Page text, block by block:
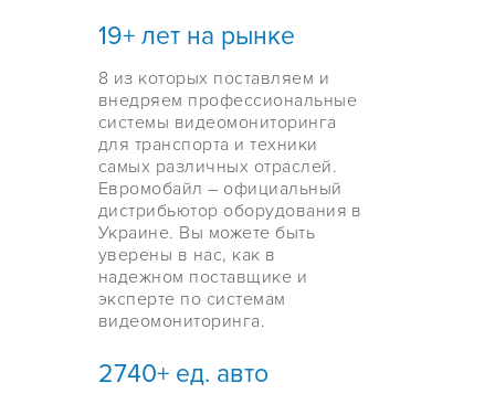
19+ лет на рынке
8 из которых поставляем и
внедряем профессиональные
системы видеомониторинга
для транспорта и техники
самых различных отраслей.
Евромобайл – официальный
дистрибьютор оборудования в
Украине. Вы можете быть
уверены в нас, как в
надежном поставщике и
эксперте по системам
видеомониторинга.
2740+ ед. авто